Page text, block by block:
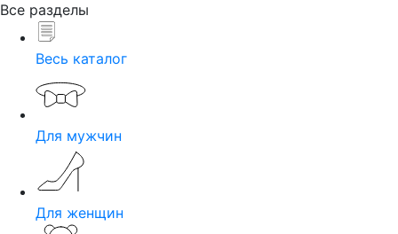
Все разделы
Весь каталог
Для мужчин
Для женщин